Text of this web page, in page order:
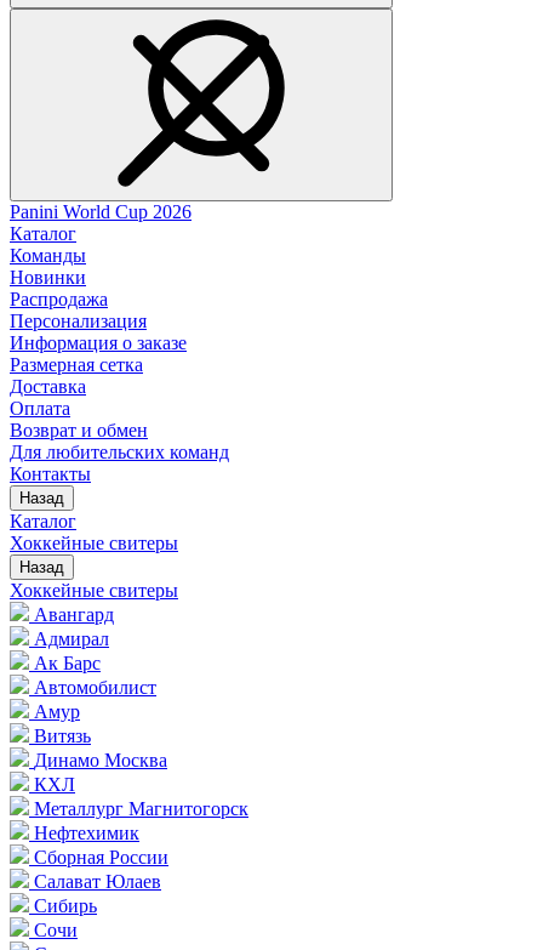
Panini World Cup 2026
Каталог
Команды
Новинки
Распродажа
Персонализация
Информация о заказе
Размерная сетка
Доставка
Оплата
Возврат и обмен
Для любительских команд
Контакты
Назад
Каталог
Хоккейные свитеры
Назад
Хоккейные свитеры
Авангард
Адмирал
Ак Барс
Автомобилист
Амур
Витязь
Динамо Москва
КХЛ
Металлург Магнитогорск
Нефтехимик
Сборная России
Салават Юлаев
Сибирь
Сочи